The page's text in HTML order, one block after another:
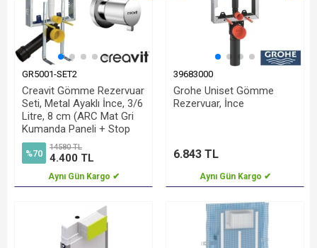
GR5001-SET2
Creavit Gömme Rezervuar
Seti, Metal Ayaklı İnce, 3/6
Litre, 8 cm (ARC Mat Gri
Kumanda Paneli + Stop
Valf Dahil)
%70
14580 TL
4.400 TL
Aynı Gün Kargo ✔
39683000
Grohe Uniset Gömme
Rezervuar, İnce
6.843 TL
Aynı Gün Kargo ✔